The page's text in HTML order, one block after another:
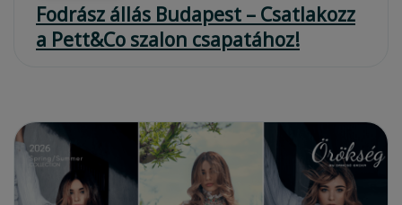
Fodrász állás Budapest – Csatlakozz
a Pett&Co szalon csapatához!